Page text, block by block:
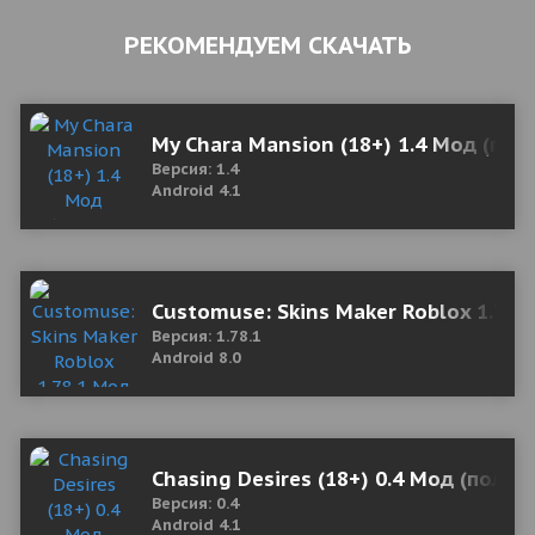
РЕКОМЕНДУЕМ СКАЧАТЬ
My Chara Mansion (18+) 1.4 Мод
Версия: 1.4
Android 4.1
Customuse: Skins Maker Roblox
Версия: 1.78.1
Android 8.0
Chasing Desires (18+) 0.4 Мод
Версия: 0.4
Android 4.1